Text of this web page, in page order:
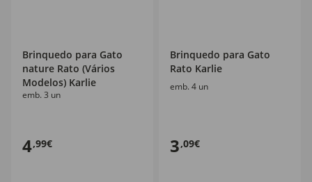
Brinquedo para Gato
nature Rato (Vários
Modelos) Karlie
emb. 3 un
4,99€
Brinquedo para Gato
Rato Karlie
emb. 4 un
3,09€